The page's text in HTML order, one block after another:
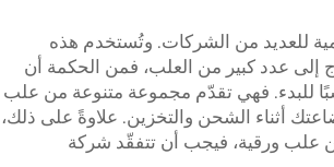
للعديد من الشركات. وتُستخدم هذه
إلى عدد كبير من العلب، فمن الحكمة أن
للبدء. فهي تقدّم مجموعة متنوعة من علب
أثناء الشحن والتخزين. علاوةً على ذلك،
عن علب ورقية، فيجب أن تتفقّد شركة